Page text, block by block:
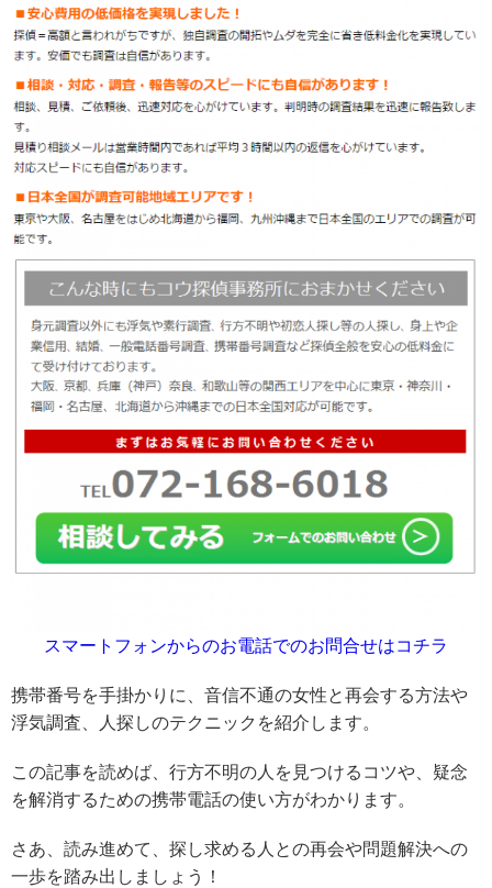
スマートフォンからのお電話でのお問合せはコチラ
携帯番号を手掛かりに、音信不通の女性と再会する方法や
浮気調査、人探しのテクニックを紹介します。
この記事を読めば、行方不明の人を見つけるコツや、疑念
を解消するための携帯電話の使い方がわかります。
さあ、読み進めて、探し求める人との再会や問題解決への
一歩を踏み出しましょう！